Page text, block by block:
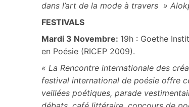
dans l’art de la mode à travers »
FESTIVALS
Mardi 3 Novembre: 19h : Goethe
en Poésie (RICEP 2009).
« La Rencontre internationale des
festival international de poésie offre
veillées poétiques, parade